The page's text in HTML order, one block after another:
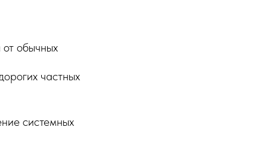
обычных
частных
системных